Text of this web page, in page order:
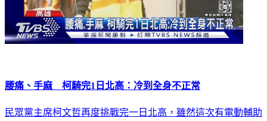
腰痛、手麻 柯騎完1日北高：冷到全身不正常
民眾黨主席柯文哲再度挑戰完一日北高，雖然這次有電動輔助